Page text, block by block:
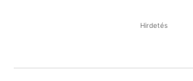
Hirdetés